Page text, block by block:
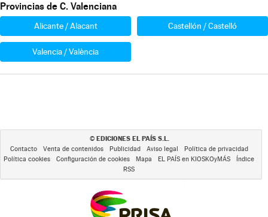
Provincias de C. Valenciana
Alicante / Alacant Castellón / Castelló
Valencia / València
© EDICIONES EL PAÍS S.L.
Contacto Venta de contenidos Publicidad Aviso legal
Política de privacidad
Política cookies
Configuración de cookies Mapa EL PAÍS en KIOSKOyMÁS
Índice
RSS